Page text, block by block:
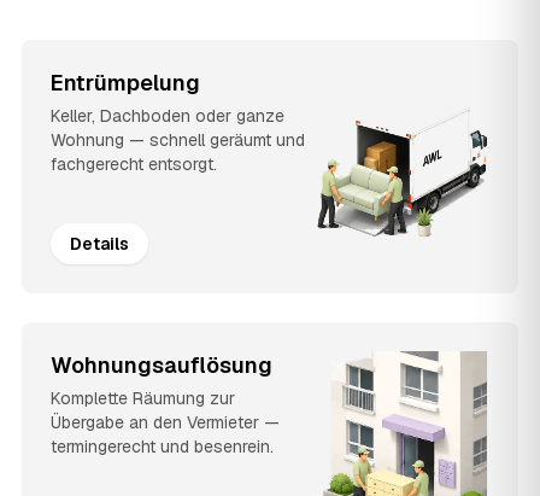
Entrümpelung
Keller, Dachboden oder ganze
Wohnung — schnell geräumt und
fachgerecht entsorgt.
Details
Wohnungsauflösung
Komplette Räumung zur
Übergabe an den Vermieter —
termingerecht und besenrein.